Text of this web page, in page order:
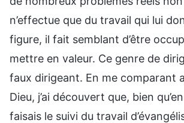
n’effectue que du travail qui lui
figure, il fait semblant d’être
mettre en valeur. Ce genre de
faux dirigeant. En me comparant
Dieu, j’ai découvert que, bien
faisais le suivi du travail